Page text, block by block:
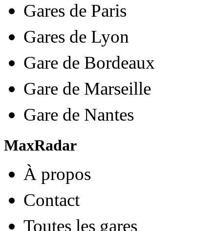
Gares de Paris
Gares de Lyon
Gare de Bordeaux
Gare de Marseille
Gare de Nantes
MaxRadar
À propos
Contact
Toutes les gares